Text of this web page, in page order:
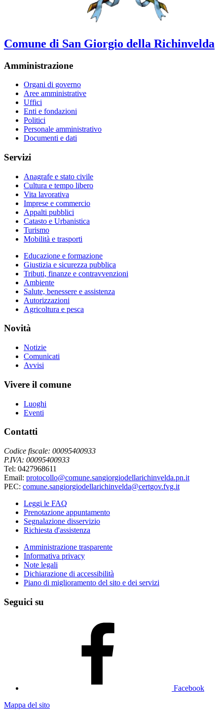
Comune di San Giorgio della Richinvelda
Amministrazione
Organi di governo
Aree amministrative
Uffici
Enti e fondazioni
Politici
Personale amministrativo
Documenti e dati
Servizi
Anagrafe e stato civile
Cultura e tempo libero
Vita lavorativa
Imprese e commercio
Appalti pubblici
Catasto e Urbanistica
Turismo
Mobilità e trasporti
Educazione e formazione
Giustizia e sicurezza pubblica
Tributi, finanze e contravvenzioni
Ambiente
Salute, benessere e assistenza
Autorizzazioni
Agricoltura e pesca
Novità
Notizie
Comunicati
Avvisi
Vivere il comune
Luoghi
Eventi
Contatti
Codice fiscale: 00095400933
P.IVA: 00095400933
Tel: 0427968611
Email: protocollo@comune.sangiorgiodellarichinvelda.pn.it
PEC: comune.sangiorgiodellarichinvelda@certgov.fvg.it
Leggi le FAQ
Prenotazione appuntamento
Segnalazione disservizio
Richiesta d'assistenza
Amministrazione trasparente
Informativa privacy
Note legali
Dichiarazione di accessibilità
Piano di miglioramento del sito e dei servizi
Seguici su
Facebook
Mappa del sito